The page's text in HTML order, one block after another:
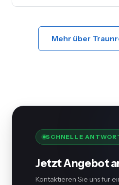
Inkl.
Mehr über
SCHNELLE
Jetzt Angebot
Kontaktieren Sie uns für